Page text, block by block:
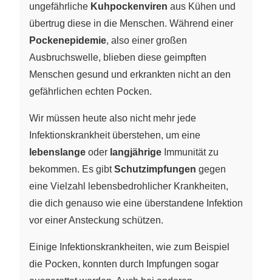
ungefährliche Kuhpockenviren aus Kühen und
übertrug diese in die Menschen. Während einer
Pockenepidemie, also einer großen
Ausbruchswelle, blieben diese geimpften
Menschen gesund und erkrankten nicht an den
gefährlichen echten Pocken.
Wir müssen heute also nicht mehr jede
Infektionskrankheit überstehen, um eine
lebenslange oder langjährige Immunität zu
bekommen. Es gibtSchutzimpfungen gegen
eine Vielzahl lebensbedrohlicher Krankheiten,
die dich genauso wie eine überstandene Infektion
vor einer Ansteckung schützen.
Einige Infektionskrankheiten, wie zum Beispiel
die Pocken, konnten durch Impfungen sogar